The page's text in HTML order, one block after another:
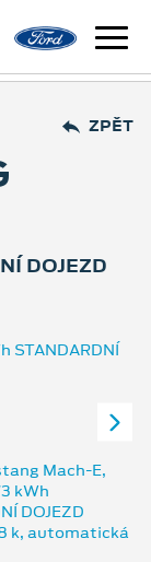
ZPĚT
DOJEZD